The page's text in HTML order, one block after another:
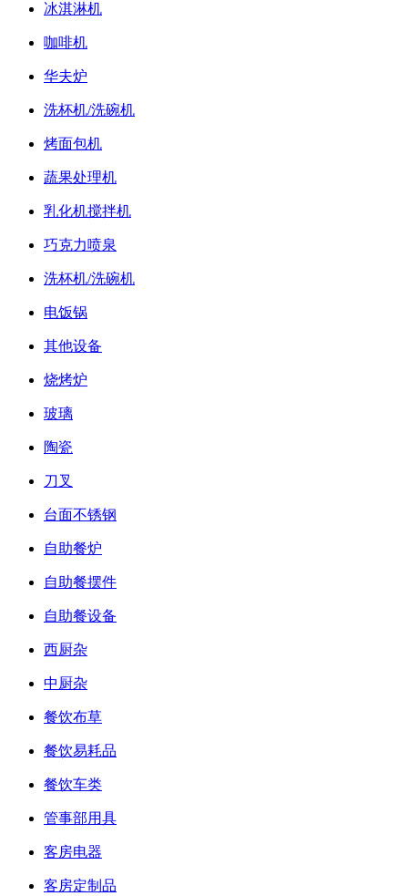
冰淇淋机
咖啡机
华夫炉
洗杯机/洗碗机
烤面包机
蔬果处理机
乳化机搅拌机
巧克力喷泉
洗杯机/洗碗机
电饭锅
其他设备
烧烤炉
玻璃
陶瓷
刀叉
台面不锈钢
自助餐炉
自助餐摆件
自助餐设备
西厨杂
中厨杂
餐饮布草
餐饮易耗品
餐饮车类
管事部用具
客房电器
客房定制品